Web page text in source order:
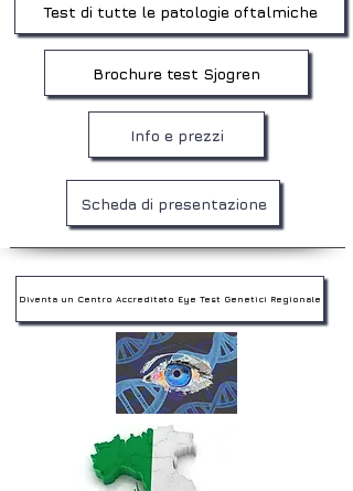
Test di tutte le patologie oftalmiche
Brochure test Sjogren
Info e prezzi
Scheda di presentazione
Diventa un Centro Accreditato Eye Test Genetici Regionale